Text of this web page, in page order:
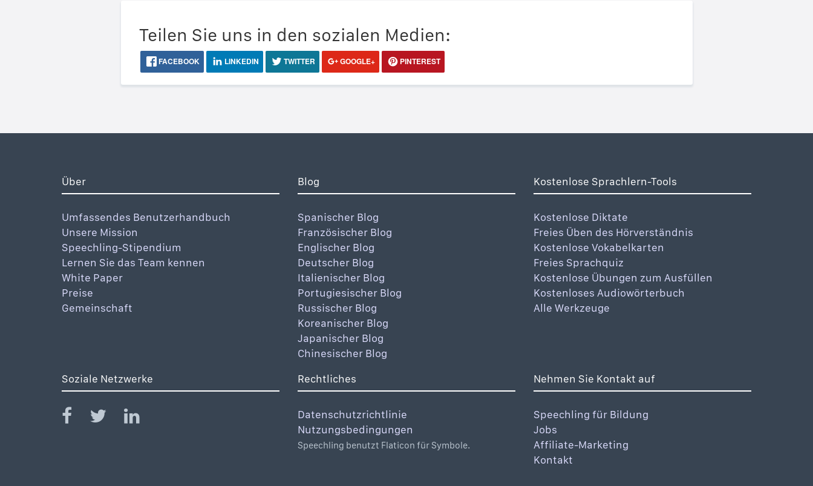
Teilen Sie uns in den sozialen Medien:
FACEBOOK LINKEDIN TWITTER GOOGLE+ PINTEREST
Über
Umfassendes Benutzerhandbuch
Unsere Mission
Speechling-Stipendium
Lernen Sie das Team kennen
White Paper
Preise
Gemeinschaft
Blog
Spanischer Blog
Französischer Blog
Englischer Blog
Deutscher Blog
Italienischer Blog
Portugiesischer Blog
Russischer Blog
Koreanischer Blog
Japanischer Blog
Chinesischer Blog
Kostenlose Sprachlern-Tools
Kostenlose Diktate
Freies Üben des Hörverständnis
Kostenlose Vokabelkarten
Freies Sprachquiz
Kostenlose Übungen zum Ausfüllen
Kostenloses Audiowörterbuch
Alle Werkzeuge
Soziale Netzwerke Rechtliches
Datenschutzrichtlinie
Nutzungsbedingungen
Speechling benutzt Flaticon für Symbole.
Nehmen Sie Kontakt auf
Speechling für Bildung
Jobs
Affiliate-Marketing
Kontakt